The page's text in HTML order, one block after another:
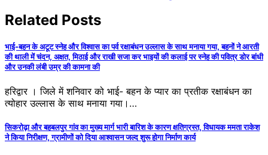
Related Posts
भाई-बहन के अटूट स्नेह और विश्वास का पर्व रक्षाबंधन उल्लास के साथ मनाया गया, बहनों ने आरती
की थाली में चंदन, अक्षत, मिठाई और राखी सजा कर भाइयों की कलाई पर स्नेह की पवित्र डोर बांधी
और उनकी लंबी उम्र की कामना की
हरिद्वार । जिले में शनिवार को भाई- बहन के प्यार का प्रतीक रक्षाबंधन का
त्योहार उल्लास के साथ मनाया गया।…
सिकरोढ़ा और बहबलपुर गांव का मुख्य मार्ग भारी बारिश के कारण क्षतिग्रस्त, विधायक ममता राकेश
ने किया निरीक्षण, ग्रामीणों को दिया आश्वासन जल्द शुरू होगा निर्माण कार्य